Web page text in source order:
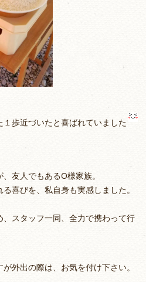
歩近づいたと喜ばれていました
友人でもあるO様家族。
喜びを、私自身も実感しました。
スタッフ一同、全力で携わって行
外出の際は、お気を付け下さい。